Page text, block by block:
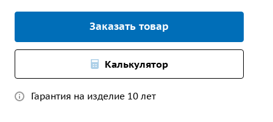
Заказать товар
Калькулятор
Гарантия на изделие 10 лет